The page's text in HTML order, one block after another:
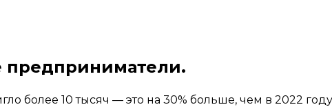
предприниматели.
более 10 тысяч — это на 30% больше, чем в 2022